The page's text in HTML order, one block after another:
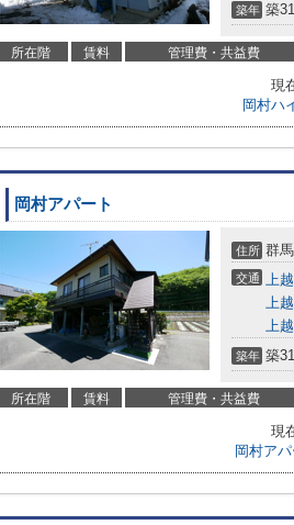
築年 築
所在階 賃料 管理費・共益費
現
岡村ハ
岡村アパート
住所 群
交通 上
上
上
築年 築
所在階 賃料 管理費・共益費
現
岡村ア